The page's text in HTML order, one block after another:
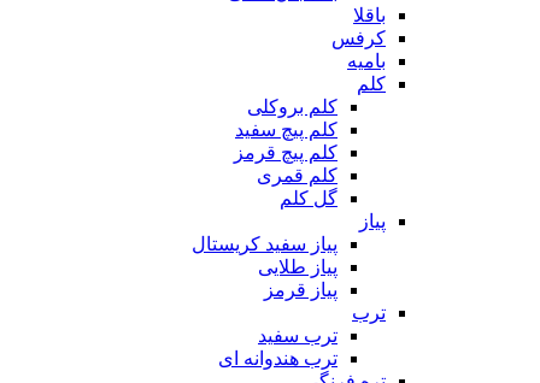
باقلا
کرفس
بامیه
کلم
کلم بروکلی
کلم پیچ سفید
کلم پیچ قرمز
کلم قمری
گل کلم
پیاز
پیاز سفید کریستال
پیاز طلایی
پیاز قرمز
ترب
ترب سفید
ترب هندوانه ای